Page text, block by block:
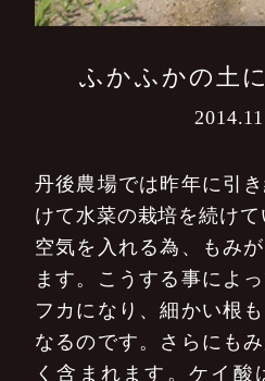
ふかふかの土
丹後農場では昨年に引
けて水菜の栽培を続けて
空気を入れる為、もみ
ます。こうする事によ
フカになり、細かい根
なるのです。さらにも
く含まれます。ケイ酸